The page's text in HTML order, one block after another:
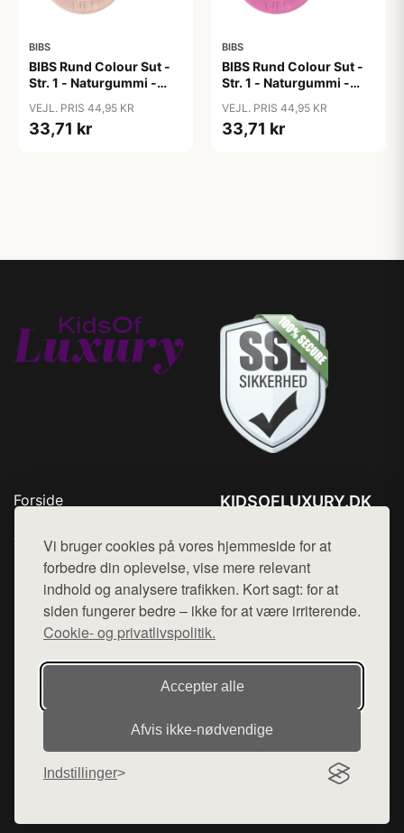
Vi bruger cookies på vores hjemmeside for at
forbedre din oplevelse, vise mere relevant
indhold og analysere trafikken. Kort sagt: for at
siden fungerer bedre – ikke for at være irriterende.
Cookie- og privatlivspolitik.
Accepter alle
Afvis ikke‑nødvendige
Indstillinger
BIBS
BIBS Rund Colour Sut -
Str. 1 - Naturgummi -
VEJL. PRIS 44,95 KR
33,71 kr
BIBS
BIBS Rund Colour Sut -
Str. 1 - Naturgummi -
VEJL. PRIS 44,95 KR
33,71 kr
Forside
Top Rabatter
Kontakt
KIDSOFLUXURY.DK
Mail: hej@want.dk
Cookie- og privatlivspolitik
Denne side er en del af want.dk, der udgiver en række
hjemmesider med præsentation af forskellige produkter fra
diverse webshops. Der sælges ikke varer fra denne side - vi
henviser til de shops, som sælger varen. Vi har heller ikke
varerne på lager.